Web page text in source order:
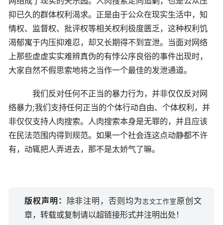
抑已久的群体权利渴求。正是由于公众在现实生活中，知
情权、监督权、批评权等相关权利极度匮乏，这种权利饥
渴郁寓于内压抑难忍，却又长期得不到宣泄。当面对网络
上那些虚虚实实难辨真伪的有悖公序良俗的事件出现时，
大家自然不假思索地将之当作一个最佳的发泄通道。
我们反对任何不正当的暴力行为，并非仅仅反对网
络暴力;我们支持任何正当的个体行动自由、个体权利，并
非仅仅支持人肉搜索。人肉搜索本身是无罪的，并且应该
在民法范围内得到规范。如果一个社会连这点动静都不许
有，动辄把人弄进去，那不是太娇气了嘛。
版权声明： 除非注明，否则均为志文工作室 原创文
章，转载或复制请以超链接形式并注明出处！